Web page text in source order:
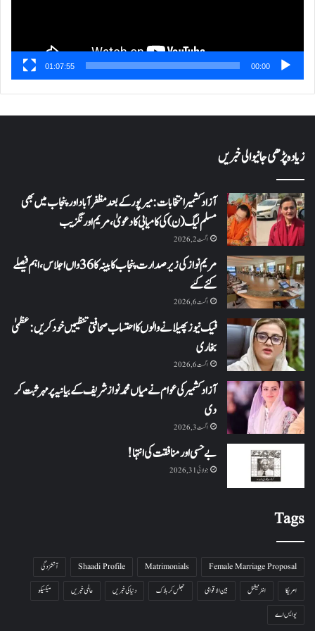
00:00
01:07:55
زیادہ پڑھی جانیوالی خبریں
آزاد کشمیر انتخابات: میرپور کے بعد مظفرآباد اور پنجاب میں بھی
مسلم لیگ (ن) کی کامیابی کا دعویٰ، مریم اورنگزیب
اگست 2, 2026
مریم نواز کی زیر صدارت پنجاب کابینہ کا 36واں اجلاس،اہم فیصلے
کئے گئے
اگست 6, 2026
فیک نیوز پھیلانے والوں کا احتساب صحافتی تنظیمیں خود کریں: عظمیٰ
بخاری
اگست 6, 2026
آزاد کشمیر کی عوام نے میاں محمد نواز شریف کے بیانیہ پر مہر ثبت کر
دی
اگست 3, 2026
بے حسی اور منافقت کی انتہا !
جولائی 31, 2026
Tags
Female Marriage Proposal
Matrimonials
Shaadi Profile
آتشزدگی
امریکا
انٹرنیشنل بین الاقوامی جھلس کر ہلاک دنیا کی خبریں عالمی خبریں
میکسیکو
یو ایس اے